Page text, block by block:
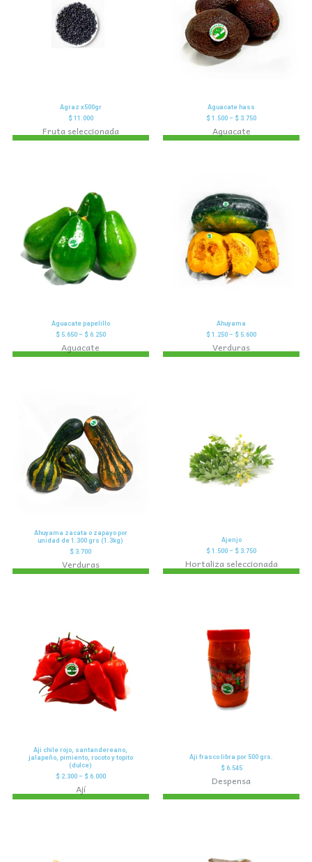
Agraz x500gr
$11.000
Fruta seleccionada
Aguacate hass
$ 1.500 – $ 3.750
Aguacate
Aguacate papelillo
$5.650– $6.250
Aguacate
Ahuyama
$ 1.250 – $ 5.600
Verduras
Ahuyama zacata o zapayo por
unidad de 1.300 grs (1.3kg)
$ 3.700
Verduras
Ajenjo
$ 1.500 – $ 3.750
Hortaliza seleccionada
Aji chile rojo, santandereano,
jalapeño, pimiento, rocoto y topito
(dulce)
$2.300– $6.000
Ají
Aji frasco libra por 500 grs.
$6.545
Despensa